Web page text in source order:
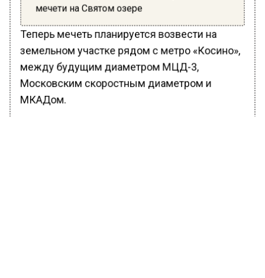
мечети на Святом озере
Теперь мечеть планируется возвести на
земельном участке рядом с метро «Косино»,
между будущим диаметром МЦД-3,
Московским скоростным диаметром и
МКАДом.